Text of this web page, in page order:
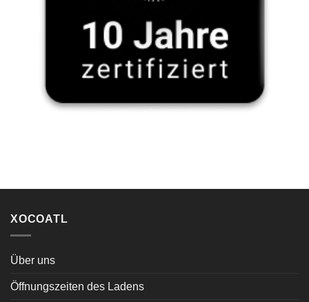
XOCOATL
Über uns
Öffnungszeiten des Ladens